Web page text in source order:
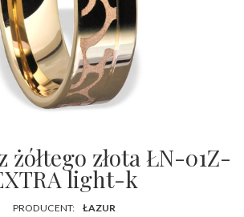
żółtego złota ŁN-01Z-
light-k
PRODUCENT:
ŁAZUR